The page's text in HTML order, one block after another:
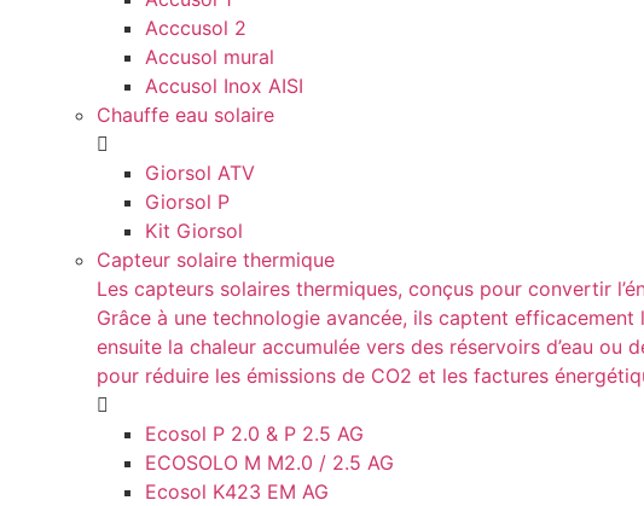
Acccusol 2
Accusol mural
Accusol Inox AISI
Chauffe eau solaire
Giorsol ATV
Giorsol P
Kit Giorsol
Capteur solaire thermique
Les capteurs solaires thermiques, conçus pour convertir
Grâce à une technologie avancée, ils captent
ensuite la chaleur accumulée vers des réservoirs d’eau
pour réduire les émissions de CO2 et les factures
Ecosol P 2.0 & P 2.5 AG
ECOSOLO M M2.0 / 2.5 AG
Ecosol K423 EM AG